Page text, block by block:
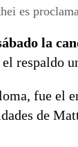
es
la
respaldo
fue el
de